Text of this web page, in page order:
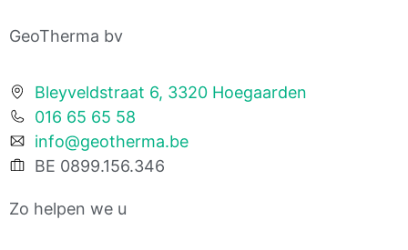
GeoTherma bv
Bleyveldstraat 6, 3320 Hoegaarden
016 65 65 58
info@geotherma.be
BE 0899.156.346
Zo helpen we u